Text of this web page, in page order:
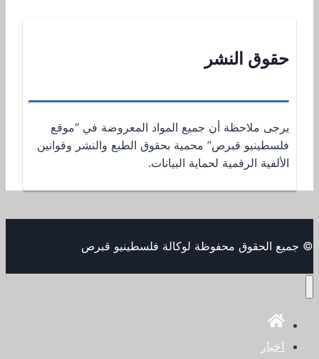
حقوق النشر
يرجى ملاحظة أن جميع المواد المعروضة في “موقع
فلسطينيو قبرص” محمية بحقوق الطبع والنشر وقوانين
الألفية الرقمية لحماية البيانات.
© جميع الحقوق محفوظة لوكالة فلسطينيو قبرص
اخبار